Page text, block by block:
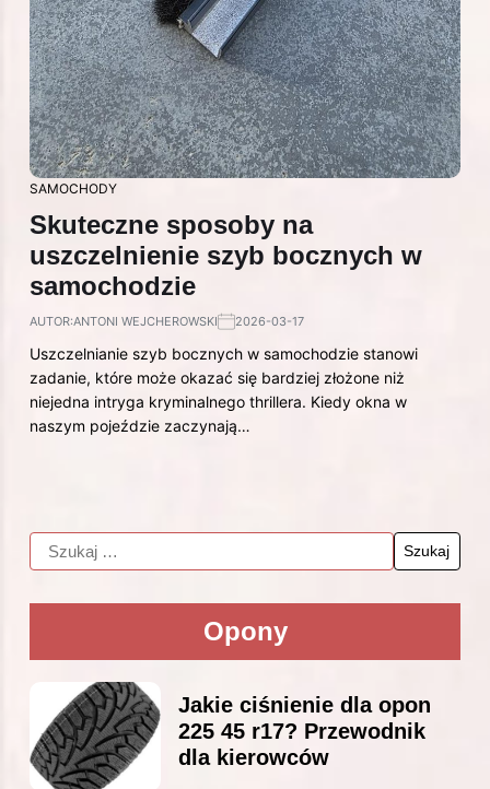
SAMOCHODY
Skuteczne sposoby na
uszczelnienie szyb bocznych w
samochodzie
AUTOR:ANTONI WEJCHEROWSKI 2026-03-17
Uszczelnianie szyb bocznych w samochodzie stanowi
zadanie, które może okazać się bardziej złożone niż
niejedna intryga kryminalnego thrillera. Kiedy okna w
naszym pojeździe zaczynają…
Opony
Jakie ciśnienie dla opon
225 45 r17? Przewodnik
dla kierowców